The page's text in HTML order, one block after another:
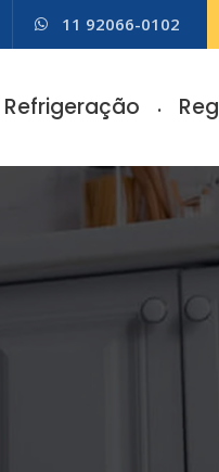
11 92066-0102
Refrigeração